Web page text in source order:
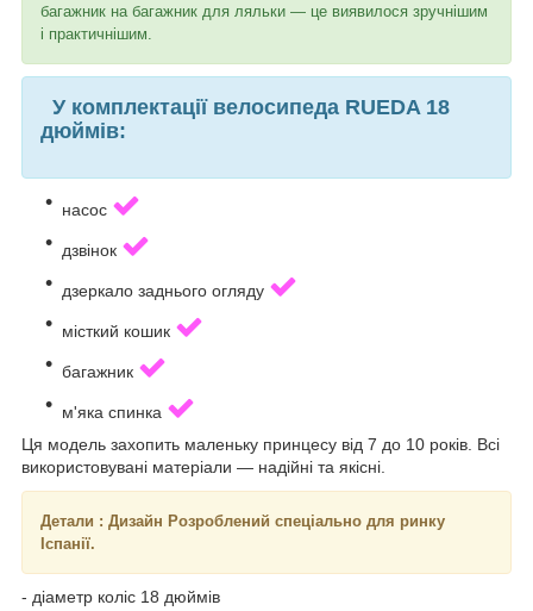
багажник на багажник для ляльки — це виявилося зручнішим
і практичнішим.
У комплектації велосипеда RUEDA 18
дюймів:
насос
дзвінок
дзеркало заднього огляду
місткий кошик
багажник
м'яка спинка
Ця модель захопить маленьку принцесу від 7 до 10 років. Всі
використовувані матеріали — надійні та якісні.
Детали : Дизайн Розроблений спеціально для ринку
Іспанії.
- діаметр коліс 18 дюймів